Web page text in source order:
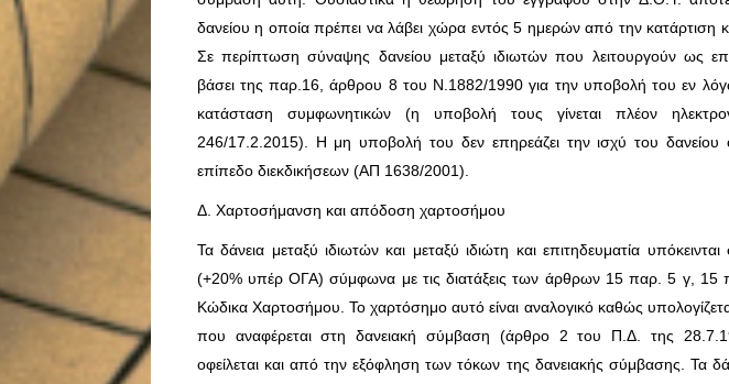
δανείου η οποία πρέπει να λάβει χώρα εντός 5 ημερών από την κατάρτιση
Σε περίπτωση σύναψης δανείου μεταξύ ιδιωτών που λειτουργούν ως
βάσει της παρ.16, άρθρου 8 του Ν.1882/1990 για την υποβολή του εν λόγω
κατάσταση συμφωνητικών (η υποβολή τους γίνεται πλέον
246/17.2.2015). Η μη υποβολή του δεν επηρεάζει την ισχύ του δανείου
επίπεδο διεκδικήσεων (ΑΠ 1638/2001).
Δ. Χαρτοσήμανση και απόδοση χαρτοσήμου
Τα δάνεια μεταξύ ιδιωτών και μεταξύ ιδιώτη και επιτηδευματία
(+20% υπέρ ΟΓΑ) σύμφωνα με τις διατάξεις των άρθρων 15 παρ. 5 γ,
Κώδικα Χαρτοσήμου. Το χαρτόσημο αυτό είναι αναλογικό καθώς
που αναφέρεται στη δανειακή σύμβαση (άρθρο 2 του Π.Δ. της
οφείλεται και από την εξόφληση των τόκων της δανειακής σύμβασης. Τα